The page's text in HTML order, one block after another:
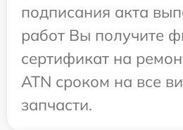
подписания акта
работ Вы получите
сертификат на
ATN сроком на все
запчасти.